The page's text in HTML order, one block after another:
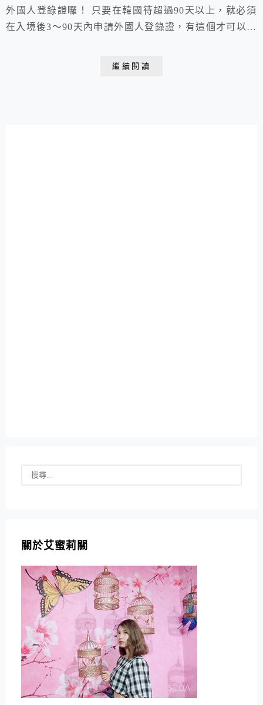
外國人登錄證囉！ 只要在韓國待超過90天以上，就必須
在入境後3～90天內申請外國人登錄證，有這個才可以辦
繼續閱讀
關於艾蜜莉關